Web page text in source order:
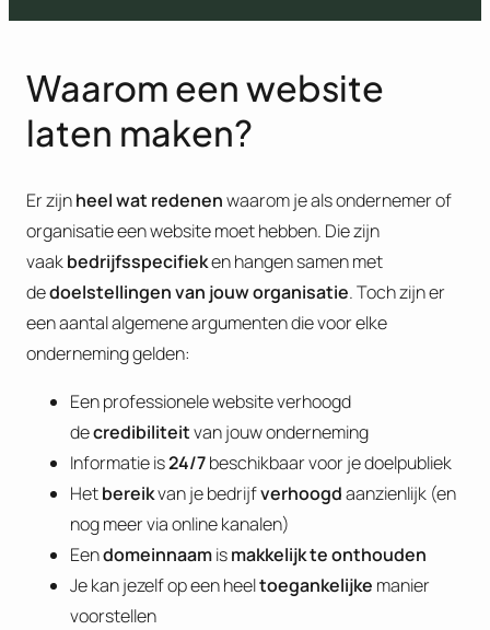
Waarom een website
laten maken?
Er zijnheel wat redenenwaarom je als ondernemer of
organisatie een website moet hebben. Die zijn
vaakbedrijfsspecifieken hangen samen met
dedoelstellingen van jouw organisatie. Toch zijn er
een aantal algemene argumenten die voor elke
onderneming gelden:
Een professionele website verhoogd
decredibiliteitvan jouw onderneming
Informatie is24/7beschikbaar voor je doelpubliek
Hetbereikvan je bedrijfverhoogdaanzienlijk (en
nog meer via online kanalen)
Eendomeinnaamismakkelijk te onthouden
Je kan jezelf op een heeltoegankelijke manier
voorstellen